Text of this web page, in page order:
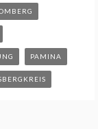
PAMINA